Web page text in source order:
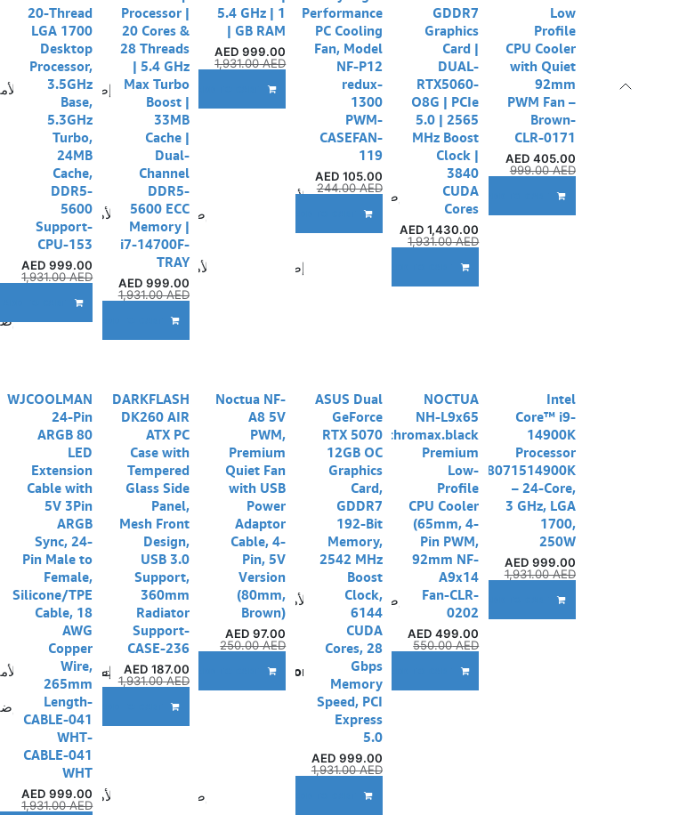
Low
Profile
CPU Cooler
with Quiet
92mm
PWM Fan –
Brown-
CLR-0171
405.00
999.00AED
إضافة إلى قائمة الأمنيات
GDDR7
Graphics
Card |
DUAL-
RTX5060-
O8G | PCIe
5.0 | 2565
MHz Boost
Clock |
3840
CUDA
Cores
1,430.00
AED
1,931.00AED
إضافة إلى قائمة الأمنيات
Performance
PC Cooling
Fan, Model
NF-P12
redux-
1300
PWM-
CASEFAN-
119
105.00
244.00AED
إضافة إلى قائمة الأمنيات
5.4 GHz | 1
GB RAM |
999.00
AED
1,931.00AED
إضافة إلى قائمة
Processor |
20 Cores &
28 Threads
| 5.4 GHz
Max Turbo
Boost |
33MB
Cache |
Dual-
Channel
DDR5-
5600 ECC
Memory |
i7-14700F-
TRAY
999.00
1,931.00AED
20-Thread
LGA 1700
Desktop
Processor,
3.5GHz
Base,
5.3GHz
Turbo,
24MB
Cache,
DDR5-
5600
Support-
CPU-153
999.00
AED
1,931.00AED
Intel
Core™ i9-
14900K
Processor
BX8071514900K
– 24-Core,
3 GHz, LGA
1700,
250W
999.00
1,931.00AED
إضافة إلى قائمة الأمنيات
NOCTUA
NH-L9x65
chromax.black
Premium
Low-
Profile
CPU Cooler
(65mm, 4-
Pin PWM,
92mm NF-
A9x14
Fan-CLR-
0202
499.00
AED
550.00AED
Compare إضافة إلى قائمة الأمنيات
ASUS Dual
GeForce
RTX 5070
12GB OC
Graphics
Card,
GDDR7
192-Bit
Memory,
2542 MHz
Boost
Clock,
6144
CUDA
Cores, 28
Gbps
Memory
Speed, PCI
Express
5.0
999.00
1,931.00AED
إضافة إلى قائمة الأمنيات
Noctua NF-
A8 5V
PWM,
Premium
Quiet Fan
with USB
Power
Adaptor
Cable, 4-
Pin, 5V
Version
(80mm,
Brown)
97.00
AED
250.00AED
إضافة إلى قائمة
DARKFLASH
DK260 AIR
ATX PC
Case with
Tempered
Glass Side
Panel,
Mesh Front
Design,
USB 3.0
Support,
360mm
Radiator
Support-
CASE-236
187.00
1,931.00AED
WJCOOLMAN
24-Pin
ARGB 80
LED
Extension
Cable with
5V 3Pin
ARGB
Sync, 24-
Pin Male to
Female,
Silicone/TPE
Cable, 18
AWG
Copper
Wire,
265mm
Length-
CABLE-041
WHT-
CABLE-041
WHT
999.00
AED
1,931.00AED